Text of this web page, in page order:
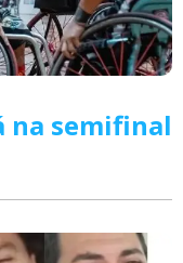
na semifinal